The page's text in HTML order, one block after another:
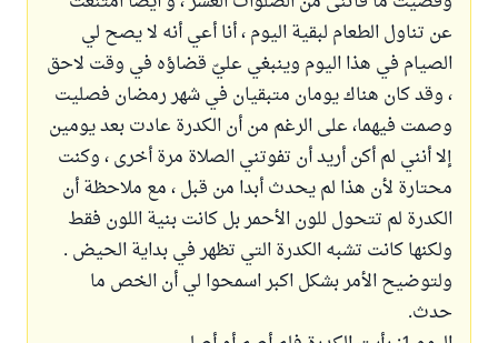
عن تناول الطعام لبقية اليوم ، أنا أعي أنه لا يصح لي
الصيام في هذا اليوم وينبغي عليّ قضاؤه في وقت لاحق
، وقد كان هناك يومان متبقيان في شهر رمضان فصليت
وصمت فيهما، على الرغم من أن الكدرة عادت بعد يومين
إلا أنني لم أكن أريد أن تفوتني الصلاة مرة أخرى ، وكنت
محتارة لأن هذا لم يحدث أبدا من قبل ، مع ملاحظة أن
الكدرة لم تتحول للون الأحمر بل كانت بنية اللون فقط
ولكنها كانت تشبه الكدرة التي تظهر في بداية الحيض .
ولتوضيح الأمر بشكل اكبر اسمحوا لي أن الخص ما
حدث.